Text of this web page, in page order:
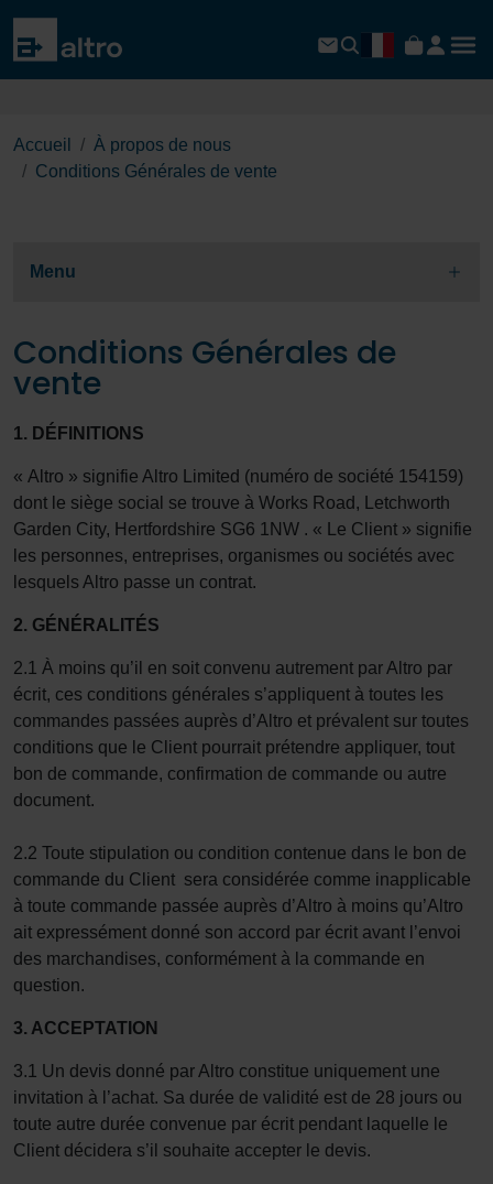
Accueil
À propos de nous
Conditions Générales de vente
Menu
Conditions Générales de
vente
1. DÉFINITIONS
« Altro » signifie Altro Limited (numéro de société 154159)
dont le siège social se trouve à Works Road, Letchworth
Garden City, Hertfordshire SG6 1NW . « Le Client » signifie
les personnes, entreprises, organismes ou sociétés avec
lesquels Altro passe un contrat.
2. GÉNÉRALITÉS
2.1 À moins qu’il en soit convenu autrement par Altro par
écrit, ces conditions générales s’appliquent à toutes les
commandes passées auprès d’Altro et prévalent sur toutes
conditions que le Client pourrait prétendre appliquer, tout
bon de commande, confirmation de commande ou autre
document.
2.2 Toute stipulation ou condition contenue dans le bon de
commande du Client sera considérée comme inapplicable
à toute commande passée auprès d’Altro à moins qu’Altro
ait expressément donné son accord par écrit avant l’envoi
des marchandises, conformément à la commande en
question.
3. ACCEPTATION
3.1 Un devis donné par Altro constitue uniquement une
invitation à l’achat. Sa durée de validité est de 28 jours ou
toute autre durée convenue par écrit pendant laquelle le
Client décidera s’il souhaite accepter le devis.